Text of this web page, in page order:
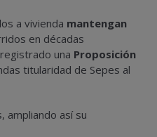
a vivienda mantengan
en décadas
una Proposición
titularidad de Sepes al
ampliando así su